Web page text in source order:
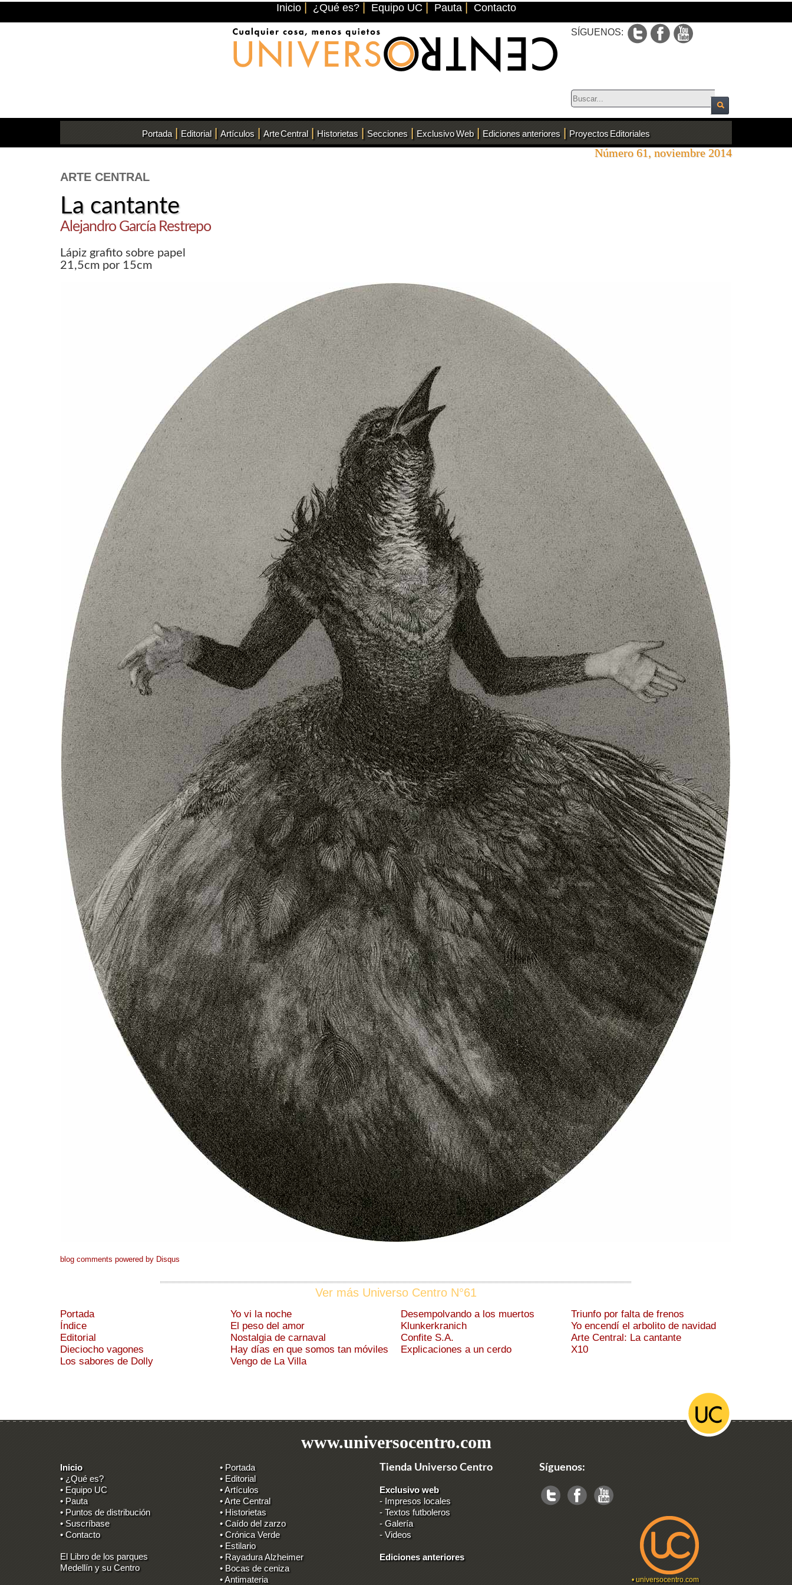
Inicio ¿Qué es? Equipo UC Pauta Contacto
SÍGUENOS:
Portada | Editorial | Artículos | Arte Central | Historietas | Secciones | Exclusivo Web | Ediciones anteriores | Proyectos Editoriales
Número 61, noviembre 2014
ARTE CENTRAL
La cantante
Alejandro García Restrepo
Lápiz grafito sobre papel
21,5cm por 15cm
blog comments powered by Disqus
Ver más Universo Centro N°61
Portada
Índice
Editorial
Dieciocho vagones
Los sabores de Dolly
Yo vi la noche
El peso del amor
Nostalgia de carnaval
Hay días en que somos tan móviles
Vengo de La Villa
Desempolvando a los muertos
Klunkerkranich
Confite S.A.
Explicaciones a un cerdo
Triunfo por falta de frenos
Yo encendí el arbolito de navidad
Arte Central: La cantante
X10
www.universocentro.com
Inicio
• ¿Qué es?
• Equipo UC
• Pauta
• Puntos de distribución
• Suscríbase
• Contacto
El Libro de los parques
Medellín y su Centro
• Portada
• Editorial
• Artículos
• Arte Central
• Historietas
• Caído del zarzo
• Crónica Verde
• Estilario
• Rayadura Alzheimer
• Bocas de ceniza
• Antimateria
Tienda Universo Centro
Exclusivo web
- Impresos locales
-Textos futboleros
-Galería
-Videos
Ediciones anteriores
Síguenos:
•universocentro.com